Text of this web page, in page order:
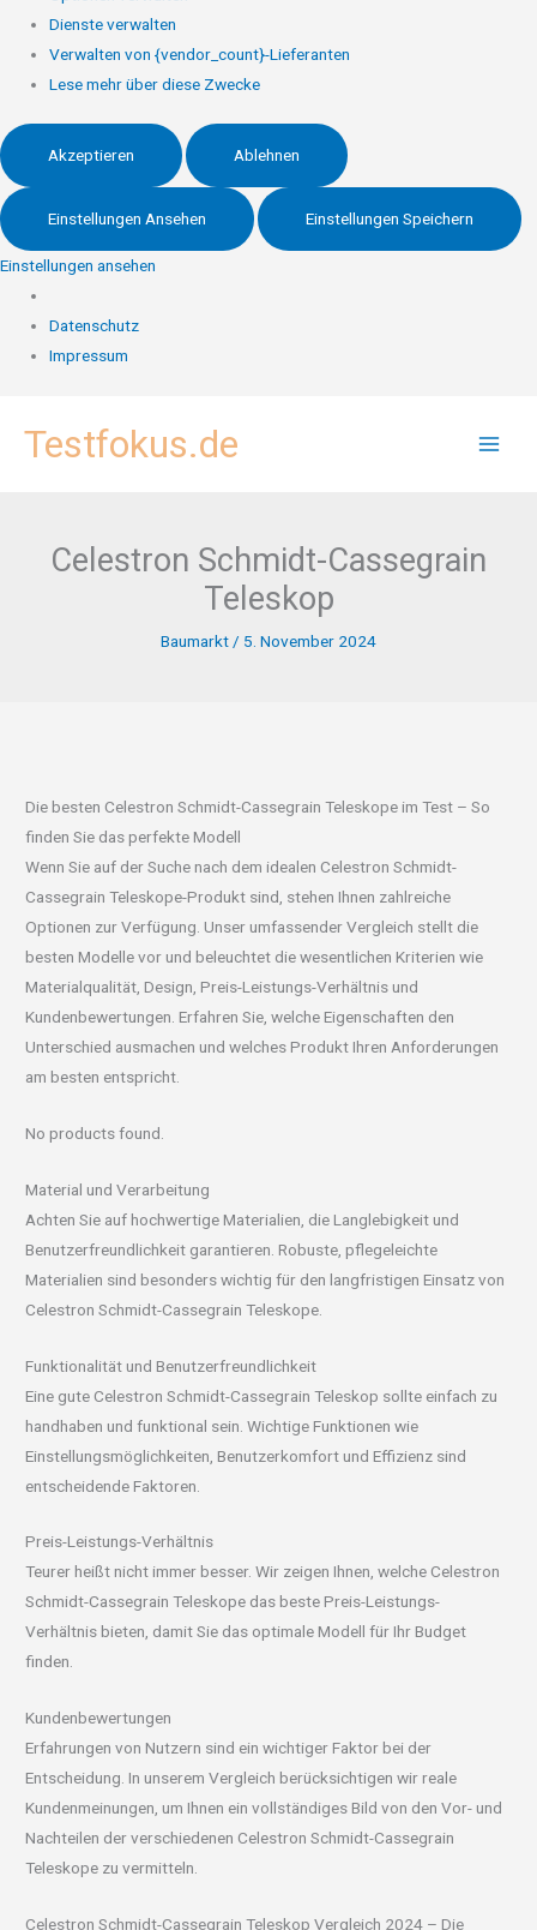
Dienste verwalten
Verwalten von {vendor_count}-Lieferanten
Lese mehr über diese Zwecke
Akzeptieren Ablehnen
Einstellungen Ansehen Einstellungen Speichern
Einstellungen ansehen
Datenschutz
Impressum
InhaltTestfokus.de
Celestron Schmidt-Cassegrain
Teleskop
Baumarkt / 5. November 2024
Die besten Celestron Schmidt-Cassegrain Teleskope im Test – So
finden Sie das perfekte Modell
Wenn Sie auf der Suche nach dem idealen Celestron Schmidt-
Cassegrain Teleskope-Produkt sind, stehen Ihnen zahlreiche
Optionen zur Verfügung. Unser umfassender Vergleich stellt die
besten Modelle vor und beleuchtet die wesentlichen Kriterien wie
Materialqualität, Design, Preis-Leistungs-Verhältnis und
Kundenbewertungen. Erfahren Sie, welche Eigenschaften den
Unterschied ausmachen und welches Produkt Ihren Anforderungen
am besten entspricht.
No products found.
Material und Verarbeitung
Achten Sie auf hochwertige Materialien, die Langlebigkeit und
Benutzerfreundlichkeit garantieren. Robuste, pflegeleichte
Materialien sind besonders wichtig für den langfristigen Einsatz von
Celestron Schmidt-Cassegrain Teleskope.
Funktionalität und Benutzerfreundlichkeit
Eine gute Celestron Schmidt-Cassegrain Teleskop sollte einfach zu
handhaben und funktional sein. Wichtige Funktionen wie
Einstellungsmöglichkeiten, Benutzerkomfort und Effizienz sind
entscheidende Faktoren.
Preis-Leistungs-Verhältnis
Teurer heißt nicht immer besser. Wir zeigen Ihnen, welche Celestron
Schmidt-Cassegrain Teleskope das beste Preis-Leistungs-
Verhältnis bieten, damit Sie das optimale Modell für Ihr Budget
finden.
Kundenbewertungen
Erfahrungen von Nutzern sind ein wichtiger Faktor bei der
Entscheidung. In unserem Vergleich berücksichtigen wir reale
Kundenmeinungen, um Ihnen ein vollständiges Bild von den Vor- und
Nachteilen der verschiedenen Celestron Schmidt-Cassegrain
Teleskope zu vermitteln.
Celestron Schmidt-Cassegrain Teleskop Vergleich 2024 – Die